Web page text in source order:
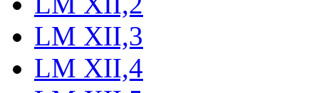
LM XII,3
LM XII,4